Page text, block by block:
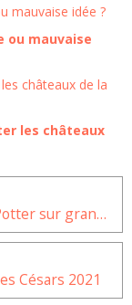
ou mauvaise
les châteaux
Une suite à la fantastique saga Harry Potter sur grand écran
Césars 2021